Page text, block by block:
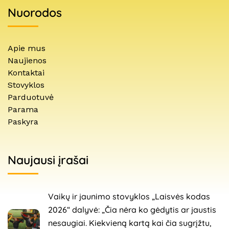
Nuorodos
Apie mus
Naujienos
Kontaktai
Stovyklos
Parduotuvė
Parama
Paskyra
Naujausi įrašai
Vaikų ir jaunimo stovyklos „Laisvės kodas
2026“ dalyvė: „Čia nėra ko gėdytis ar jaustis
nesaugiai. Kiekvieną kartą kai čia sugrįžtu,